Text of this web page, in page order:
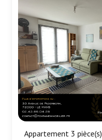
Appartement 3 pièce(s)